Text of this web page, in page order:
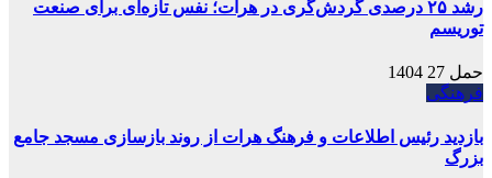
رشد ۲۵ درصدی گردش‌گری در هرات؛ نفس تازه‌ای برای صنعت
توریسم
حمل 27 1404
فرهنگی
بازدید رئیس اطلاعات و فرهنگ هرات از روند بازسازی مسجد جامع
بزرگ